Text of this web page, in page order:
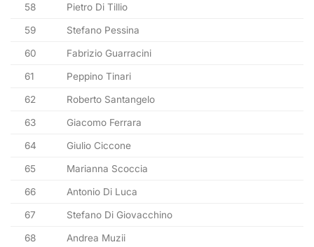
58 Pietro Di Tillio
59 Stefano Pessina
60 Fabrizio Guarracini
61 Peppino Tinari
62 Roberto Santangelo
63 Giacomo Ferrara
64 Giulio Ciccone
65 Marianna Scoccia
66 Antonio Di Luca
67 Stefano Di Giovacchino
68 Andrea Muzii